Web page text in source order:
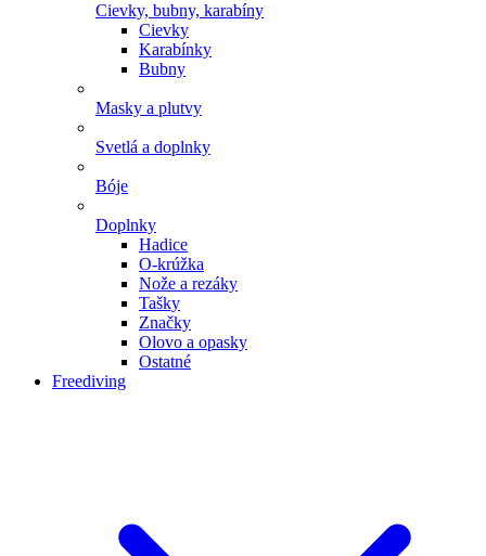
Cievky, bubny, karabíny
Cievky
Karabínky
Bubny
Masky a plutvy
Svetlá a doplnky
Bóje
Doplnky
Hadice
O-krúžka
Nože a rezáky
Tašky
Značky
Olovo a opasky
Ostatné
Freediving